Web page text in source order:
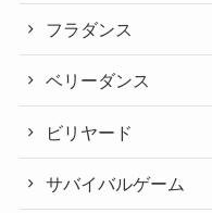
フラダンス
ベリーダンス
ビリヤード
サバイバルゲーム